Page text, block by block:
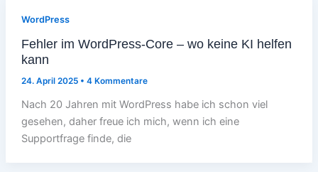
WordPress
Fehler im WordPress-Core – wo keine KI helfen
kann
24. April 2025 • 4 Kommentare
Nach 20 Jahren mit WordPress habe ich schon viel
gesehen, daher freue ich mich, wenn ich eine
Supportfrage finde, die